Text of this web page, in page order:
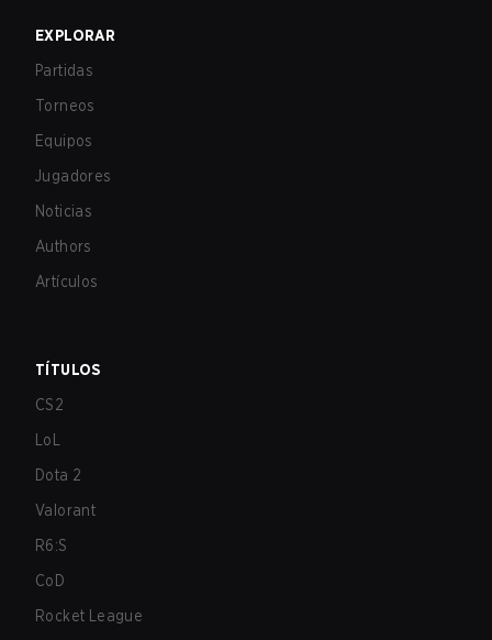
EXPLORAR
Partidas
Torneos
Equipos
Jugadores
Noticias
Authors
Artículos
TÍTULOS
CS2
LoL
Dota 2
Valorant
R6:S
CoD
Rocket League